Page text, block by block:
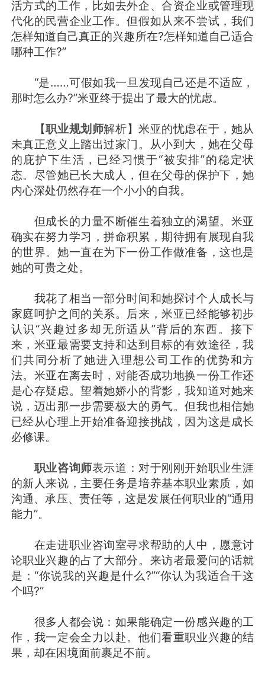
活方式的工作，比如去外企、合资企业或管理现
代化的民营企业工作。但假如从来不尝试，我们
怎样知道自己真正的兴趣所在?怎样知道自己适合
哪种工作?”
“是……可假如我一旦发现自己还是不适应，
那时怎么办?”米亚终于提出了最大的忧虑。
【职业规划师解析】米亚的忧虑在于，她从
未真正意义上踏出过家门。从小到大，她在父母
的庇护下生活，已经习惯于“被安排”的稳定状
态。尽管她已长大成人，但在父母的保护下，她
内心深处仍然存在一个小小的自我。
但成长的力量不断催生着独立的渴望。米亚
确实在努力学习，拼命积累，期待拥有展现自我
的世界。她一直在为下一份工作做准备，这也是
她的可贵之处。
我花了相当一部分时间和她探讨个人成长与
家庭呵护之间的关系。后来，米亚已经能够初步
认识“兴趣过多却无所适从”背后的东西。接下
来，米亚最需要支持和达到目标的有效途径，我
们共同分析了她进入理想公司工作的优势和方
法。米亚在离去时，对能否成功地换一份工作还
是心存疑虑。望着她娇小的背影，我知道对她来
说，迈出那一步需要极大的勇气。但我也相信她
已经从心理上开始准备迎接挑战，因为这是成长
必修课。
职业咨询师表示道：对于刚刚开始职业生涯
的新人来说，主要任务是培养基本职业素质，如
沟通、承压、责任等，这是发展任何职业的“通用
能力”。
在走进职业咨询室寻求帮助的人中，愿意讨
论职业兴趣的占了大部分。来访者最爱问的话就
是：“你说我的兴趣是什么?”“你认为我适合干这
个吗?”
很多人都会说：如果能确定一份感兴趣的工
作，我一定会全力以赴。他们看重职业兴趣的结
果，却在困境面前裹足不前。